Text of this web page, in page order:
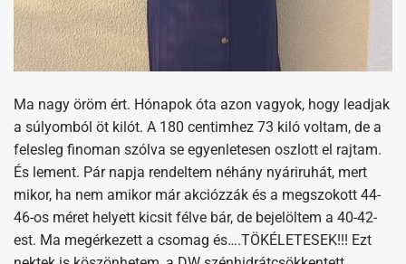
Ma nagy öröm ért. Hónapok óta azon vagyok, hogy leadjak
a súlyomból öt kilót. A 180 centimhez 73 kiló voltam, de a
felesleg finoman szólva se egyenletesen oszlott el rajtam.
És lement. Pár napja rendeltem néhány nyáriruhát, mert
mikor, ha nem amikor már akciózzák és a megszokott 44-
46-os méret helyett kicsit félve bár, de bejelöltem a 40-42-
est. Ma megérkezett a csomag és….TÖKÉLETESEK!!! Ezt